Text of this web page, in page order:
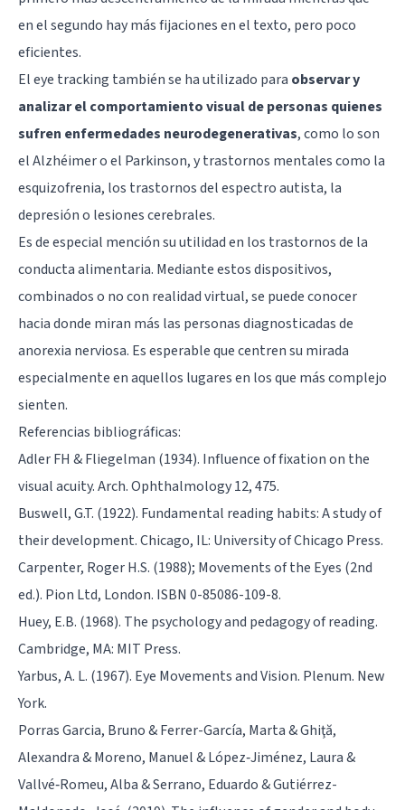
en el segundo hay más fijaciones en el texto, pero poco
eficientes.
El eye tracking también se ha utilizado para observar y
analizar el comportamiento visual de personas quienes
sufren enfermedades neurodegenerativas, como lo son
elAlzhéimero el Parkinson, y trastornos mentales como la
esquizofrenia, los trastornos del espectro autista, la
depresión o lesiones cerebrales.
Es de especial mención su utilidad en los trastornos de la
conducta alimentaria. Mediante estos dispositivos,
combinados o no con realidad virtual, se puede conocer
hacia donde miran más las personas diagnosticadas de
anorexia nerviosa. Es esperable que centren su mirada
especialmente en aquellos lugares en los que más complejo
sienten.
Referencias bibliográficas:
Adler FH & Fliegelman (1934). Influence of fixation on the
visual acuity. Arch. Ophthalmology 12, 475.
Buswell, G.T. (1922). Fundamental reading habits: A study of
their development. Chicago, IL: University of Chicago Press.
Carpenter, Roger H.S. (1988); Movements of the Eyes (2nd
ed.). Pion Ltd, London. ISBN 0-85086-109-8.
Huey, E.B. (1968). The psychology and pedagogy of reading.
Cambridge, MA: MIT Press.
Yarbus, A. L. (1967). Eye Movements and Vision. Plenum. New
York.
Porras Garcia, Bruno & Ferrer-García, Marta & Ghiţă,
Alexandra & Moreno, Manuel & López‐Jiménez, Laura &
Vallvé‐Romeu, Alba & Serrano, Eduardo & Gutiérrez-